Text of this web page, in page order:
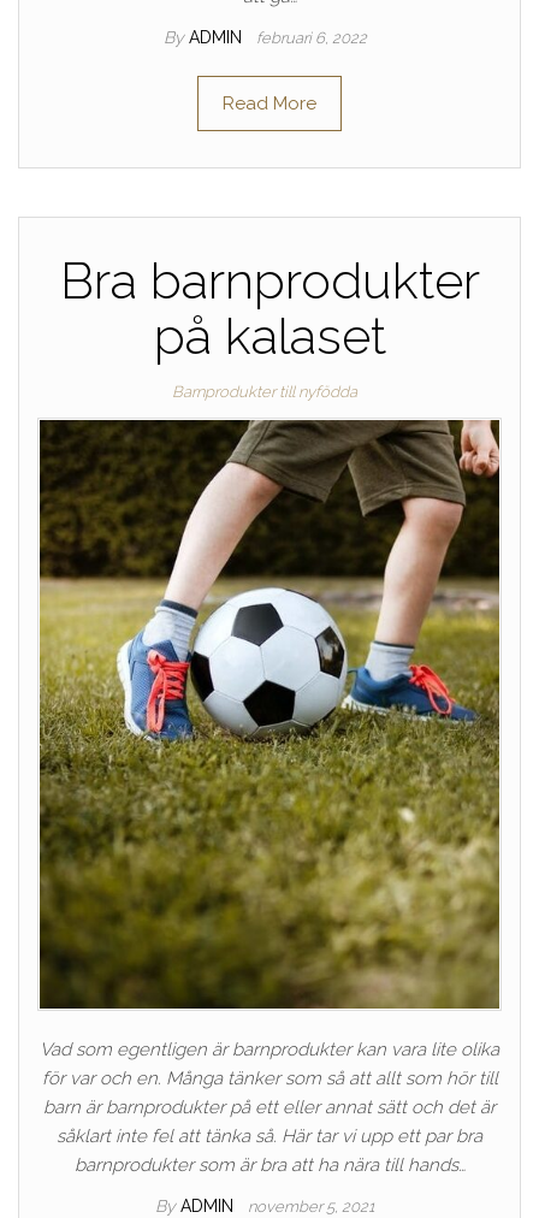
By ADMIN februari 6, 2022
Read More
Bra barnprodukter
på kalaset
Barnprodukter till nyfödda
Vad som egentligen är barnprodukter kan vara lite olika
för var och en. Många tänker som så att allt som hör till
barn är barnprodukter på ett eller annat sätt och det är
såklart inte fel att tänka så. Här tar vi upp ett par bra
barnprodukter som är bra att ha nära till hands…
By ADMIN november 5, 2021